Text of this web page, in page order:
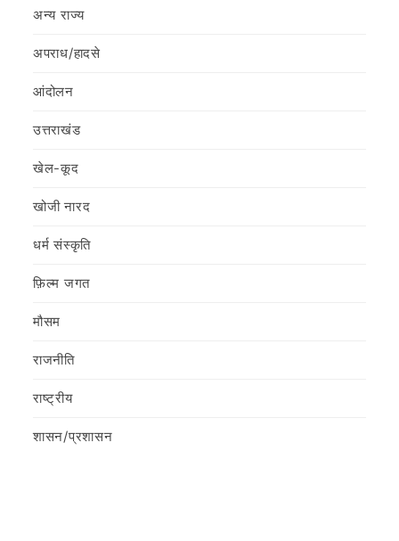
अन्य राज्य
अपराध/हादसे
आंदोलन
उत्तराखंड
खेल-कूद
खोजी नारद
धर्म संस्कृति
फ़िल्‍म जगत
मौसम
राजनीति
राष्ट्रीय
शासन/प्रशासन